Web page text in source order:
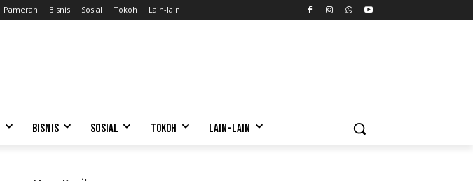
Pameran Bisnis Sosial Tokoh Lain-lain
BISNIS SOSIAL TOKOH LAIN-LAIN